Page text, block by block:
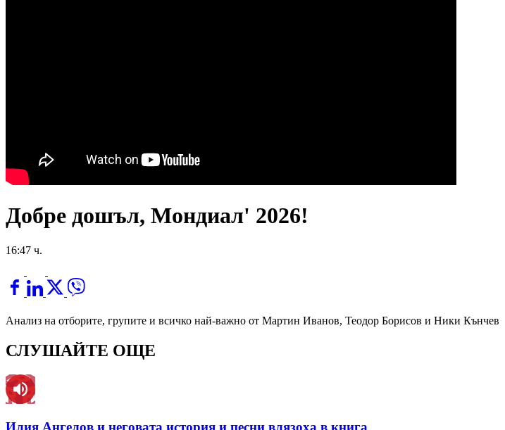
Добре дошъл, Мондиал' 2026!
16:47 ч.
Анализ на отборите, групите и всичко най-важно от Мартин Иванов, Теодор Борисов и Ники Кънчев
СЛУШАЙТЕ ОЩЕ